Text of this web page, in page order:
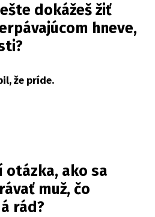
dokážeš žiť
hneve,
že príde.
otázka, ako sa
muž, čo
rád?